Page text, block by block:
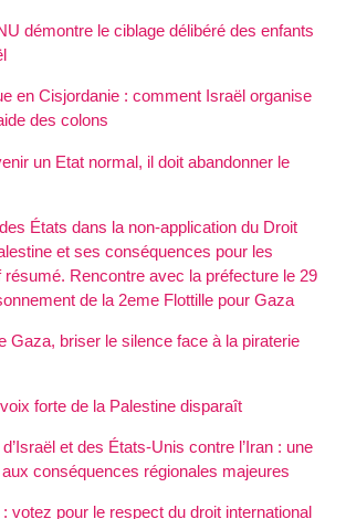
démontre le ciblage délibéré des enfants
en Cisjordanie : comment Israël organise
des colons
un Etat normal, il doit abandonner le
États dans la non-application du Droit
et ses conséquences pour les
résumé. Rencontre avec la préfecture le 29
de la 2eme Flottille pour Gaza
Gaza, briser le silence face à la piraterie
forte de la Palestine disparaît
et des États-Unis contre l’Iran : une
conséquences régionales majeures
votez pour le respect du droit international